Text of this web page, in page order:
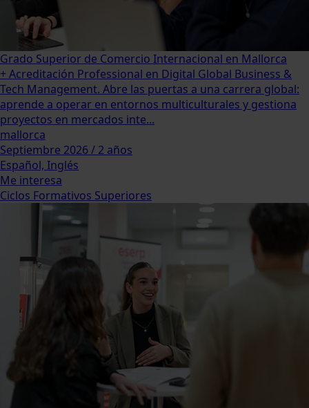
Grado Superior de Comercio Internacional en Mallorca
+ Acreditación Professional en Digital Global Business &
Tech Management. Abre las puertas a una carrera global:
aprende a operar en entornos multiculturales y gestiona
proyectos en mercados inte...
mallorca
Septiembre 2026 / 2 años
Español, Inglés
Me interesa
Ciclos Formativos Superiores